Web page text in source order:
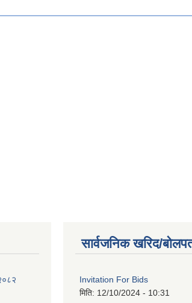
सार्वजनिक खरिद/
Invitation For Bids
मिति: 12/10/2024 - 10:31